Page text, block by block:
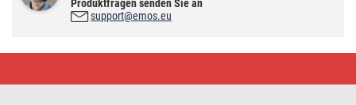
Produktfragen senden Sie an
support@emos.eu
gumijas/neoprēna